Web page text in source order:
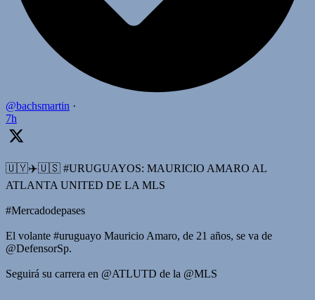
@bachsmartin ·
7h
🇺🇾✈️🇺🇸 #URUGUAYOS: MAURICIO AMARO AL
ATLANTA UNITED DE LA MLS
#Mercadodepases
El volante #uruguayo Mauricio Amaro, de 21 años, se va de
@DefensorSp.
Seguirá su carrera en @ATLUTD de la @MLS